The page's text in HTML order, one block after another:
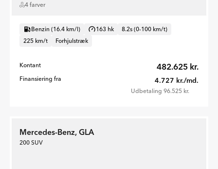
4 farver
Benzin (16.4 km/l) 163 hk
8.2s (0-100 km/t)
225 km/t
Forhjulstræk
Kontant 482.625 kr.
Finansiering fra 4.727 kr./md.
Udbetaling 96.525 kr.
Mercedes-Benz, GLA
200 SUV